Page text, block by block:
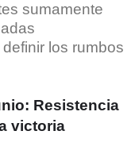
sumamente
los rumbos
Resistencia
victoria